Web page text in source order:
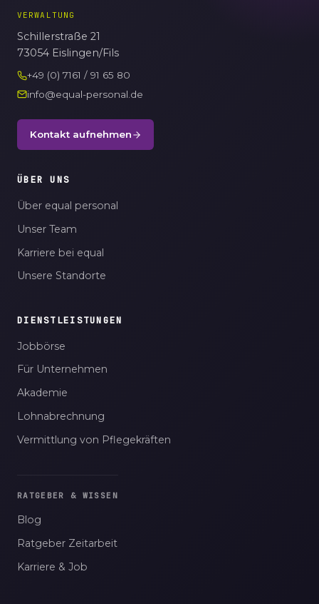
VERWALTUNG
Schillerstraße 21
73054 Eislingen/Fils
+49 (0) 7161 / 91 65 80
info@equal-personal.de
Kontakt aufnehmen
ÜBER UNS
Über equal personal
Unser Team
Karriere bei equal
Unsere Standorte
DIENSTLEISTUNGEN
Jobbörse
Für Unternehmen
Akademie
Lohnabrechnung
Vermittlung von Pflegekräften
RATGEBER & WISSEN
Blog
Ratgeber Zeitarbeit
Karriere & Job